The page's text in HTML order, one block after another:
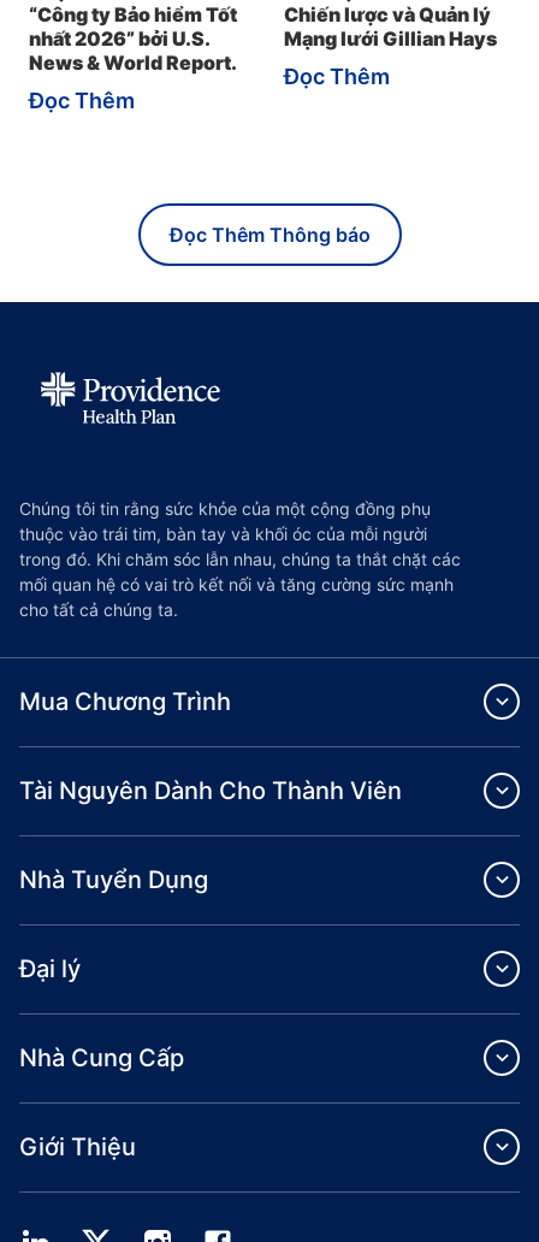
“Công ty Bảo hiểm Tốt
nhất 2026” bởi U.S.
News & World Report.
Đọc Thêm
Chiến lược và Quản lý
Mạng lưới Gillian Hays
Đọc Thêm
Đọc Thêm Thông báo
Chúng tôi tin rằng sức khỏe của một cộng đồng phụ
thuộc vào trái tim, bàn tay và khối óc của mỗi người
trong đó. Khi chăm sóc lẫn nhau, chúng ta thắt chặt các
mối quan hệ có vai trò kết nối và tăng cường sức mạnh
cho tất cả chúng ta.
Mua Chương Trình
Tài Nguyên Dành Cho Thành Viên
Nhà Tuyển Dụng
Đại lý
Nhà Cung Cấp
Giới Thiệu